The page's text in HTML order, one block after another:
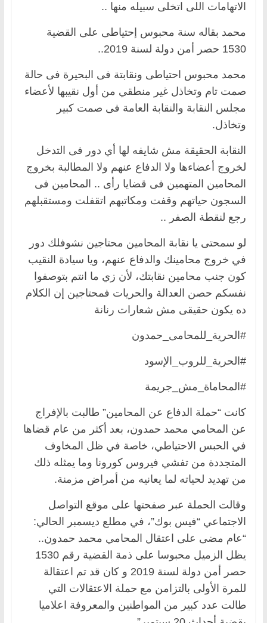
الاتهامات اللى اتخلى سبيله منها ..
محمد بقاله سنة محبوس إحتياطى على القضية
1530 حصر أمن دولة لسنة 2019..
محمد محبوس احتياطى ونقابتة فى البحيرة فى حالة
صمت تام وتخاذل غير منطقي من أول نقيبها لأعضاء
مجلس النقابة والنقابة العامة فى صمت كبير
وتخاذل.
النقابة الحقيقة مش شايفه لها أي دور فى التدخل
لخروج أعضاءها ولا الدفاع عنهم ولا المطالبة بخروج
المحامين المتهمين فى قضايا رأى .. المحامين فى
السجون حياتهم وقفت ومكاتبهم اتقفلت ومستقبلهم
رجع لنقطة الصفر ..
لو سمحتى يا نقابة المحامين محتاجين نشوفلك دور
في خروج محامينك والدفاع عنهم، ويا سيادة النقيب
كون جنب محامين نقابتك، لأن زي ما انتم بتوصفوا
نفسكم حصن العدالة والحريات فمحتاجين إن الكلام
ده يكون حقيقى مش شعارات رنانة
#الحرية_للمحامى_حمدون
#الحرية_للروب_الإسود
#المحاماة_مش_جريمة
كانت “حملة الدفاع عن المحامين” طالبت بالإفراج
عن المحامي محمد حمدون، بعد أكثر من عام قضاها
في الحبس الاحتياطي، خاصة في ظل المخاوف
المتجددة من تفشي فيروس كورونا وما يمثله ذلك
من تهديد لحياته لما يعانيه من أمراض مزمنة.
وقالت الحملة عبر صفحتها على موقع التواصل
الاجتماعي “فيس بوك”، في مطلع ديسمبر الحالي:
“عام مضى على اعتقال المحامي محمد حمدون..
يظل الزميل محبوسا على ذمة القضية رقم 1530
حصر أمن دولة لسنة 2019 و كان قد تم اعتقالة
للمرة الأولى بالتزامن مع حملة الاعتقالات التي
طالت عدد كبير من المواطنين والمعروفة اعلاميا